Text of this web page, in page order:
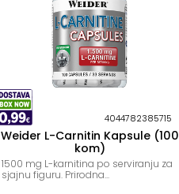
4044782385715
Weider L-Carnitin Kapsule (100
kom)
1500 mg L-karnitina po serviranju za
sjajnu figuru. Prirodna...